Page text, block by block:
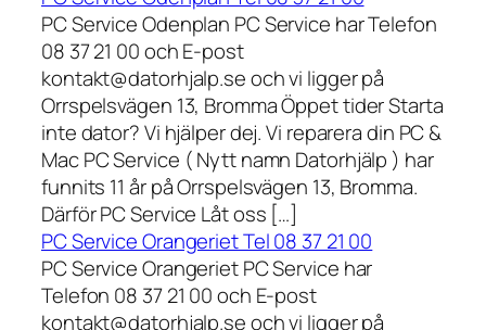
PC Service Odenplan PC Service har Telefon
08 37 21 00 och E-post
kontakt@datorhjalp.se och vi ligger på
Orrspelsvägen 13, Bromma Öppet tider Starta
inte dator? Vi hjälper dej. Vi reparera din PC &
Mac PC Service ( Nytt namn Datorhjälp ) har
funnits 11 år på Orrspelsvägen 13, Bromma.
Därför PC Service Låt oss […]
PC Service Orangeriet Tel 08 37 21 00
PC Service Orangeriet PC Service har
Telefon 08 37 21 00 och E-post
kontakt@datorhjalp.se och vi ligger på